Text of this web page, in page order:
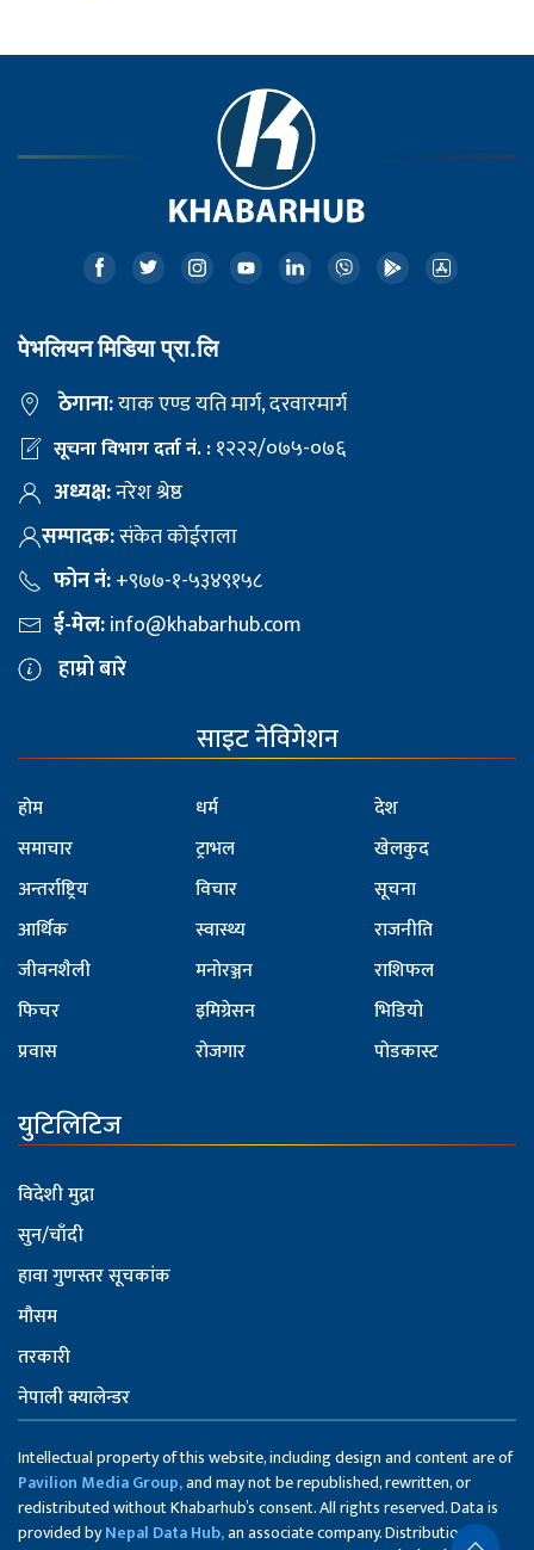
पेभलियन मिडिया प्रा.लि
ठेगाना:याक एण्ड यति मार्ग, दरवारमार्ग
सूचना विभाग दर्ता नं. :१२२२/०७५-०७६
अध्यक्ष:नरेश श्रेष्ठ
सम्पादक:संकेत कोईराला
फोन नं:+९७७-१-५३४९१५८
ई-मेल:info@khabarhub.com
हाम्रो बारे
साइट नेविगेशन
होम
समाचार
अन्तर्राष्ट्रिय
आर्थिक
जीवनशैली
फिचर
प्रवास
धर्म
ट्राभल
विचार
स्वास्थ्य
मनोरञ्जन
इमिग्रेसन
रोजगार
देश
खेलकुद
सूचना
राजनीति
राशिफल
भिडियो
पोडकास्ट
युटिलिटिज
विदेशी मुद्रा
सुन/चाँदी
हावा गुणस्तर सूचकांक
मौसम
तरकारी
नेपाली क्यालेन्डर
Intellectual property of this website, including design and content are of
Pavilion Media Group,and may not be republished, rewritten, or
redistributed without Khabarhub’s consent. All rights reserved. Data is
provided byNepal Data Hub,an associate company. Distribution of